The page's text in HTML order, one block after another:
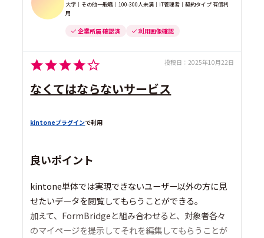
大学｜その他一般職｜100-300人未満｜IT管理者｜契約タイプ 有償利
用
企業所属 確認済 利用画像確認
投稿日： 2025年10月22日
なくてはならないサービス
kintoneプラグインで利用
良いポイント
kintone単体では実現できないユーザー以外の方に見
せたいデータを閲覧してもらうことができる。
加えて、FormBridgeと組み合わせると、対象者各々
のマイページを提示してそれを編集してもらうことが